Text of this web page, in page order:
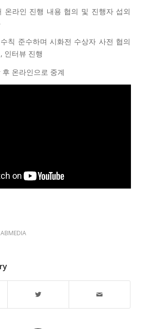
온라인 진행 내용 협의 및 진행자 섭외
칙 준수하며 시화전 수상자 사전 협의
인터뷰 진행
온라인으로 중계
ABMEDIA